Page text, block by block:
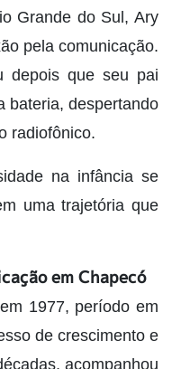
Grande do Sul, Ary
pela comunicação.
depois que seu pai
bateria, despertando
radiofônico.
na infância se
uma trajetória que
em Chapecó
1977, período em
de crescimento e
acompanhou